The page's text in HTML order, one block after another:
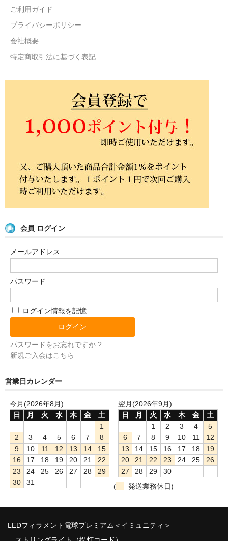
ご利用ガイド
プライバシーポリシー
会社概要
特定商取引法に基づく表記
会員 ログイン
メールアドレス
パスワード
ログイン情報を記憶
パスワードをお忘れですか ?
新規ご入会はこちら
営業日カレンダー
今月(2026年8月)
日
月 火 水 木 金
土
1
2
3 4 5 6 7
8
9
10 11 12 13 14
15
16
17 18 19 20 21
22
23
24 25 26 27 28
29
30
31
翌月(2026年9月)
日
月 火 水 木 金
土
1
2 3 4
5
6
7 8 9 10 11
12
13
14 15 16 17 18
19
20
21 22 23 24 25
26
27
28 29
30
(
発送業務休日)
LEDフィラメント電球プレミアム＜イミュニティ＞